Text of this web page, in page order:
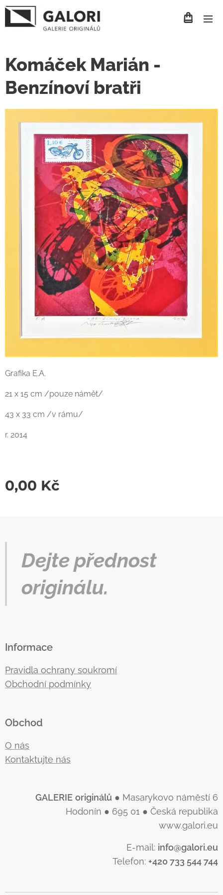
Komáček Marián -
Benzínoví bratři
Grafika E.A.
21 x 15 cm /pouze námět/
43 x 33 cm /v rámu/
r. 2014
0,00 Kč
Dejte přednost
originálu.
Informace
Pravidla ochrany soukromí
Obchodní podmínky
Obchod
O nás
Kontaktujte nás
GALERIE originálů ● Masarykovo náměstí 6
Hodonín ● 695 01 ● Česká republika
www.galori.eu
E-mail: info@galori.eu
Telefon: +420 733 544 744